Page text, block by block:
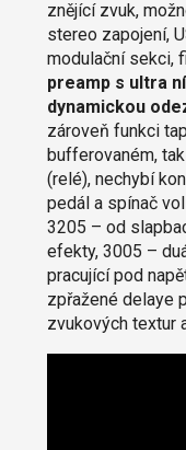
znějící zvuk,
stereo zapojení,
modulační sekci,
preamp s ultra
dynamickou
zároveň funkci
bufferovaném,
(relé), nechybí
pedál a spínač
3205 – od
efekty, 3005 –
pracující pod
zpřažené delaye
zvukových textur